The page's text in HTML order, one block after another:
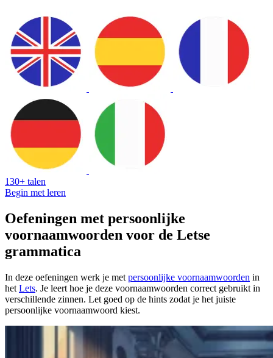
130+ talen
Begin met leren
Oefeningen met persoonlijke
voornaamwoorden voor de Letse
grammatica
In deze oefeningen werk je met persoonlijke voornaamwoorden in
het Lets. Je leert hoe je deze voornaamwoorden correct gebruikt in
verschillende zinnen. Let goed op de hints zodat je het juiste
persoonlijke voornaamwoord kiest.